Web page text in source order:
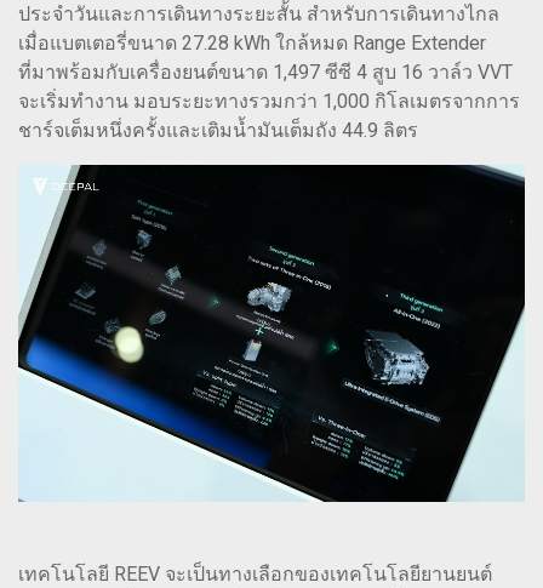
ประจำวันและการเดินทางระยะสั้น สำหรับการเดินทางไกล
เมื่อแบตเตอรี่ขนาด 27.28 kWh ใกล้หมด Range Extender
ที่มาพร้อมกับเครื่องยนต์ขนาด 1,497 ซีซี 4 สูบ 16 วาล์ว VVT
จะเริ่มทำงาน มอบระยะทางรวมกว่า 1,000 กิโลเมตรจากการ
ชาร์จเต็มหนึ่งครั้งและเติมน้ำมันเต็มถัง 44.9 ลิตร
เทคโนโลยี REEV จะเป็นทางเลือกของเทคโนโลยียานยนต์